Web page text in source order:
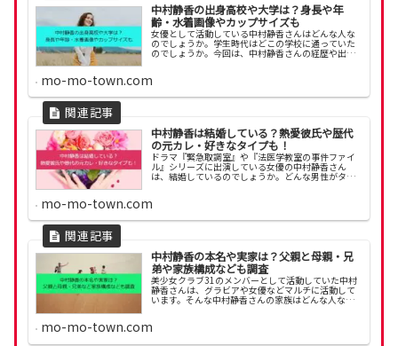
中村静香の出身高校や大学は？身長や年
齢・水着画像やカップサイズも
女優として活動している中村静香さんはどんな人な
のでしょうか。学生時代はどこの学校に通っていた
のでしょうか。今回は、中村静香さんの経歴や出身
調べてみま...
mo-mo-town.com
中村静香は結婚している？熱愛彼氏や歴代
の元カレ・好きなタイプも！
ドラマ『緊急取調室』や『法医学教室の事件ファイ
ル』シリーズに出演している女優の中村静香さん
は、結婚しているのでしょうか。どんな男性がタイ
静香は結婚し...
mo-mo-town.com
中村静香の本名や実家は？父親と母親・兄
弟や家族構成なども調査
美少女クラブ31のメンバーとして活動していた中村
静香さんは、グラビアや女優などマルチに活動して
います。そんな中村静香さんの家族はどんな人なの
静香さん...
mo-mo-town.com